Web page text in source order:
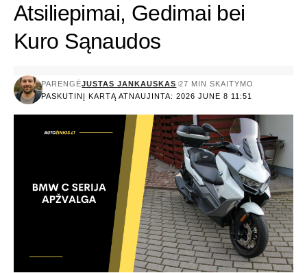
Atsiliepimai, Gedimai bei
Kuro Sąnaudos
PASKUTINĮ KARTĄ ATNAUJINTA: 2026 JUNE 8 11:51
PARENGĖJUSTAS JANKAUSKAS 27 MIN SKAITYMO